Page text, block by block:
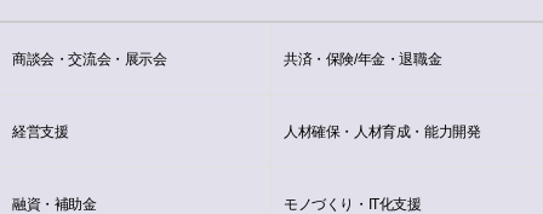
商談会・交流会・展示会
経営支援
融資・補助金
共済・保険/年金・退職金
人材確保・人材育成・能力開発
モノづくり・IT化支援